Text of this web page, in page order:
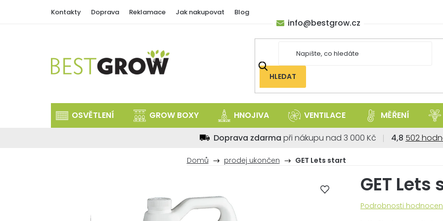
Kontakty Doprava Reklamace Jak nakupovat Blog
HLEDAT
info@bestgrow.cz
OSVĚTLENÍ GROW BOXY HNOJIVA VENTILACE MĚŘENÍ
Doprava zdarma při nákupu nad 3 000 Kč 4,8 Průměrné
4,8
z
5
502
Domů prodej ukončen GET Lets start
GET Lets
Průměrné
Podrobnosti